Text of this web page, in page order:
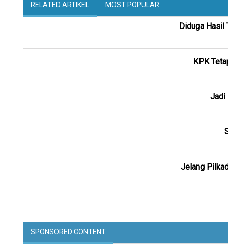
RELATED ARTIKEL MOST POPULAR
Diduga Hasil
KPK
Jadi
Jelang
SPONSORED CONTENT